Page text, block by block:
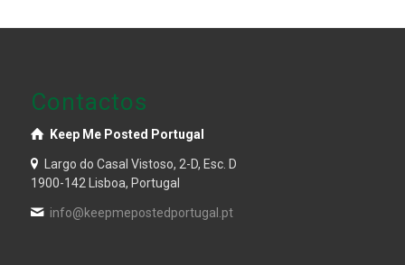
Contactos
Keep Me Posted Portugal
Largo do Casal Vistoso, 2-D, Esc. D
1900-142 Lisboa, Portugal
info@keepmepostedportugal.pt